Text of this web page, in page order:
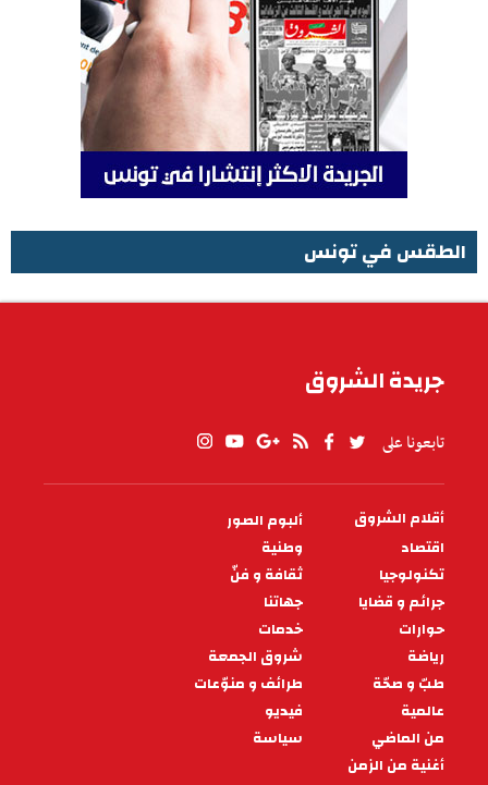
الطقس في تونس
جريدة الشروق
تابعونا على
PIED
DE
PAGE
أقلام الشروق
ألبوم الصور
اقتصاد
وطنية
تكنولوجيا
ثقافة و فنّ
جرائم و قضايا
جهاتنا
حوارات
خدمات
رياضة
شروق الجمعة
طبّ و صحّة
طرائف و منوّعات
عالمية
فيديو
من الماضي
سياسة
أغنية من الزمن